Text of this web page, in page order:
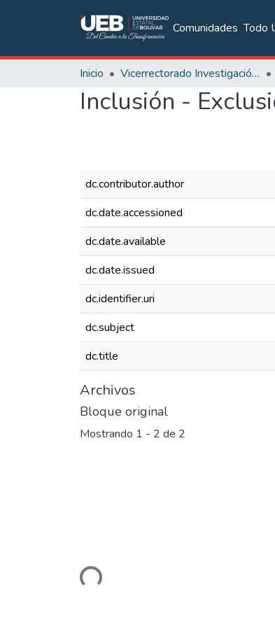
Comunidades Todo
Inicio Vicerrectorado Investigación y Vinculación
Inclusión -
dc.contributor.author
dc.date.accessioned
dc.date.available
dc.date.issued
dc.identifier.uri
dc.subject
dc.title
Archivos
Bloque original
Mostrando 1 - 2 de 2
Cargando...